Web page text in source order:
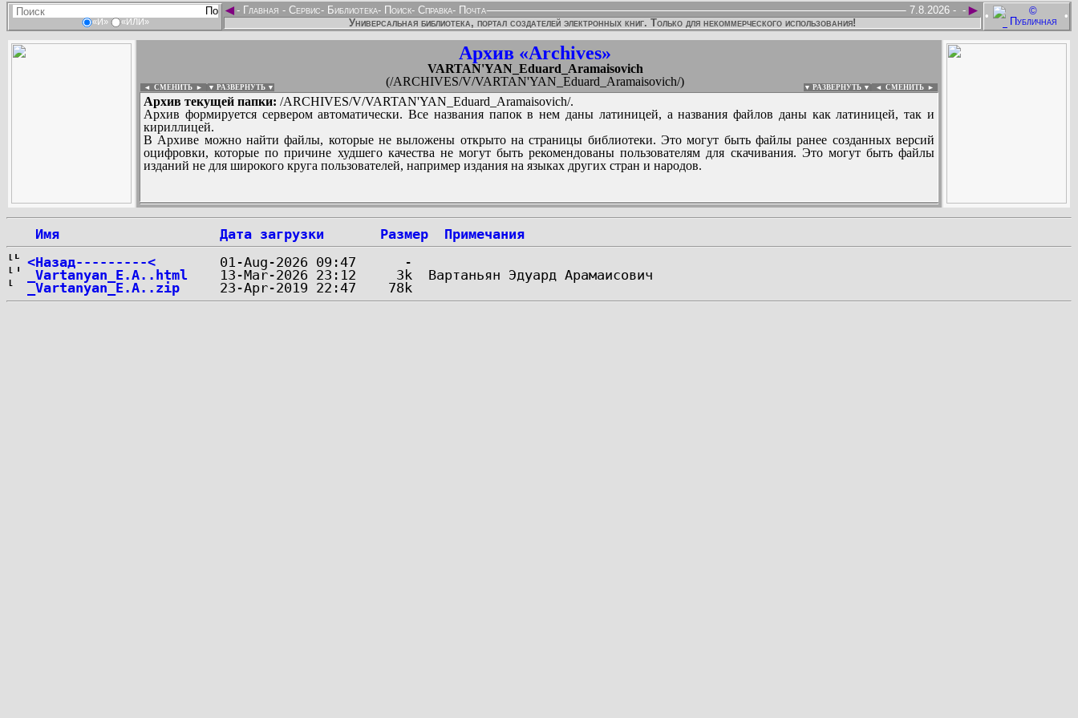
«И» «ИЛИ»
• •
◄ ►
- Главная - Сервис- Библиотека- Поиск- Справка- Почта -
7.8.2026 -
Универсальная библиотека, портал создателей электронных книг. Только для некоммерческого использования!
Архив «Archives»
VARTAN'YAN_Eduard_Aramaisovich
(/ARCHIVES/V/VARTAN'YAN_Eduard_Aramaisovich/)
◄ СМЕНИТЬ ► ▼ РАЗВЕРНУТЬ ▼ ▼ РАЗВЕРНУТЬ ▼ ◄ СМЕНИТЬ ►
Архив текущей папки: /ARCHIVES/V/VARTAN'YAN_Eduard_Aramaisovich/.
Архив формируется сервером автоматически. Все названия папок в нем даны латиницей, а названия файлов даны как латиницей, так и
кириллицей.
В Архиве можно найти файлы, которые не выложены открыто на страницы библиотеки. Это могут быть файлы ранее созданных версий
оцифровки, которые по причине худшего качества не могут быть рекомендованы пользователям для скачивания. Это могут быть файлы
изданий не для широкого круга пользователей, например издания на языках других стран и народов.
:
...
Имя Дата загрузки Размер
Примечания
<Назад---------<
_Vartanyan_E.A..html
_Vartanyan_E.A..zip